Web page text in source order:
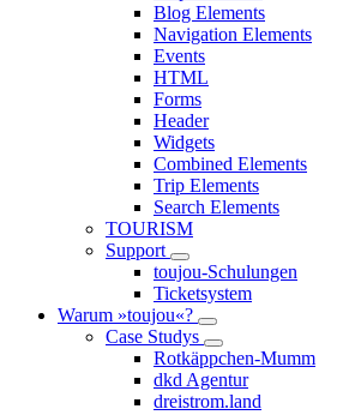
Blog Elements
Navigation Elements
Events
HTML
Forms
Header
Widgets
Combined Elements
Trip Elements
Search Elements
TOURISM
Support
toujou-Schulungen
Ticketsystem
Warum »toujou«?
Case Studys
Rotkäppchen-Mumm
dkd Agentur
dreistrom.land